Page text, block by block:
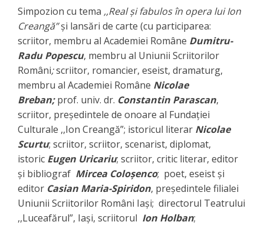
Simpozion cu tema ,,Real și fabulos în opera lui Ion
Creangă”și lansări de carte (cu participarea:
scriitor, membru al Academiei Române Dumitru-
Radu Popescu, membru al Uniunii Scriitorilor
Români;scriitor, romancier, eseist, dramaturg,
membru al Academiei Române Nicolae
Breban;prof. univ. dr. Constantin Parascan,
scriitor, președintele de onoare al Fundației
Culturale ,,Ion Creangă”; istoricul literar Nicolae
Scurtu; scriitor, scriitor, scenarist, diplomat,
istoric Eugen Uricariu; scriitor, critic literar, editor
și bibliograf Mircea Coloșenco; poet, eseist și
editor Casian Maria-Spiridon, preşedintele filialei
Uniunii Scriitorilor Români Iași; directorul Teatrului
,,Luceafărul”, Iași, scriitorul Ion Holban;